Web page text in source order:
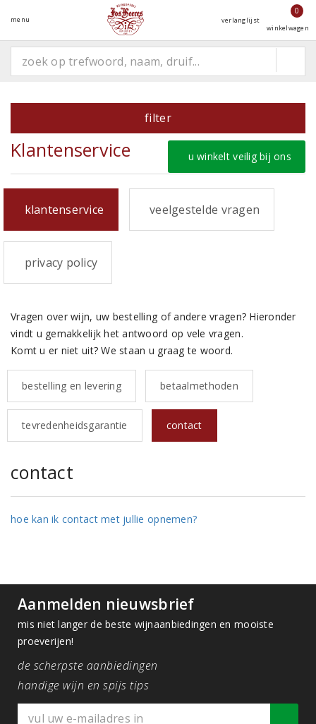
menu verlanglijst
0
winkelwagen
filter
u winkelt veilig bij ons
Klantenservice
klantenservice veelgestelde vragen
privacy policy
Vragen over wijn, uw bestelling of andere vragen? Hieronder
vindt u gemakkelijk het antwoord op vele vragen.
Komt u er niet uit? We staan u graag te woord.
bestelling en levering betaalmethoden
tevredenheidsgarantie contact
contact
hoe kan ik contact met jullie opnemen?
Aanmelden nieuwsbrief
mis niet langer de beste wijnaanbiedingen en mooiste
proeverijen!
de scherpste aanbiedingen
handige wijn en spijs tips